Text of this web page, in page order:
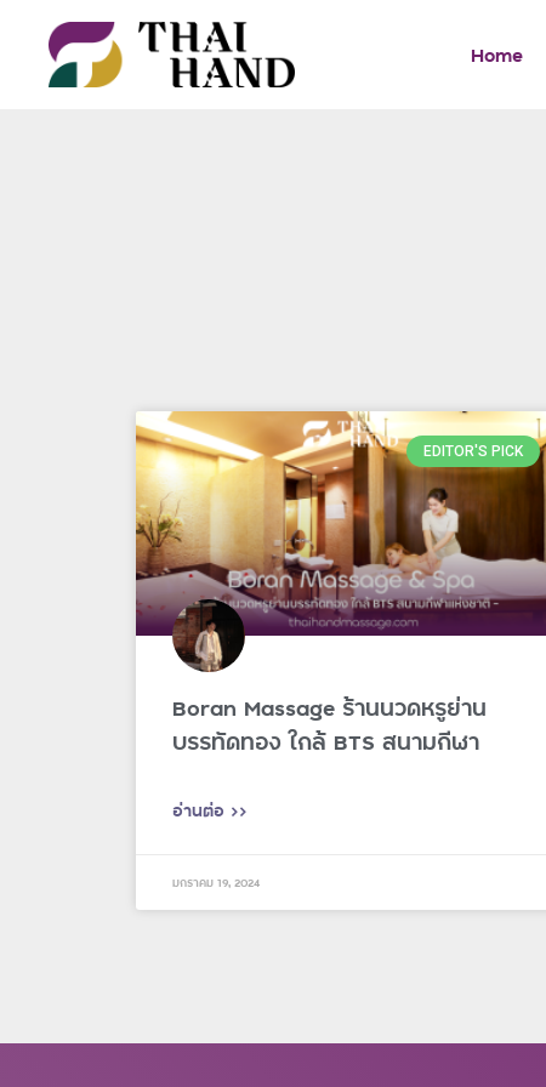
Home
EDITOR'S PICK
Boran Massage ร้านนวดหรูย่าน
บรรทัดทอง ใกล้ BTS สนามกีฬา
อ่านต่อ >>
มกราคม 19, 2024